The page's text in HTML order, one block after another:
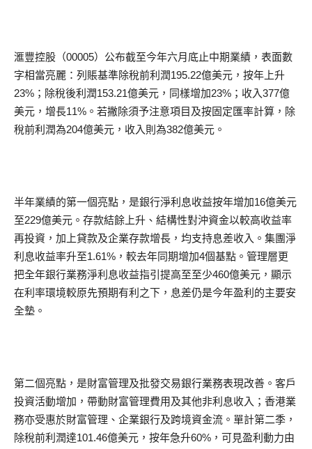
滙豐控股（00005）公布截至今年六月底止中期業績，表面數
字相當亮麗：列賬基準除稅前利潤195.22億美元，按年上升
23%；除稅後利潤153.21億美元，同樣增加23%；收入377億
美元，增長11%。若撇除須予注意項目及按固定匯率計算，除
稅前利潤為204億美元，收入則為382億美元。
半年業績的第一個亮點，是銀行淨利息收益按年增加16億美元
至229億美元。存款結餘上升、結構性對沖資金以較高收益率
再投資，加上貸款及企業存款增長，均支持息差收入。集團淨
利息收益率升至1.61%，較去年同期增加4個基點。管理層更
把全年銀行業務淨利息收益指引提高至至少460億美元，顯示
在利率環境較原先預期有利之下，息差仍是今年盈利的主要安
全墊。
第二個亮點，是財富管理及批發交易銀行業務表現改善。客戶
投資活動增加，帶動財富管理費用及其他非利息收入；香港業
務亦受惠於財富管理、企業銀行及跨境資金流。單計第二季，
除稅前利潤達101.46億美元，按年急升60%，可見盈利動力由